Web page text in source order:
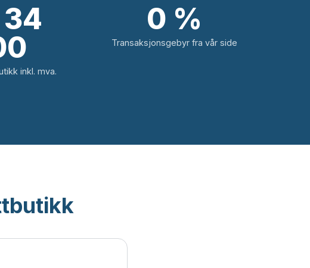
34
inkl. mva.
0 %
Transaksjonsgebyr fra vår side